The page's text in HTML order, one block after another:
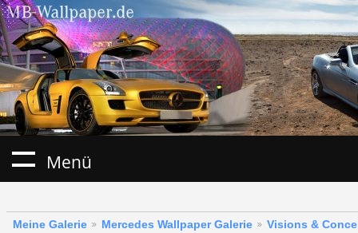
Menü
Meine Galerie Mercedes Wallpaper Galerie
Visions &